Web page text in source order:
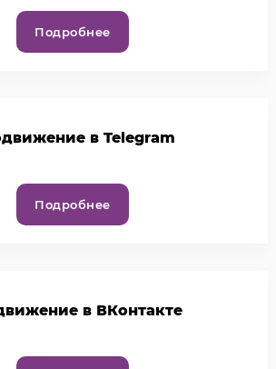
Подробнее
в Telegram
Подробнее
в ВКонтакте